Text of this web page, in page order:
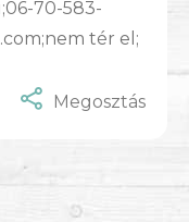
70-583-
tér el;
Megosztás